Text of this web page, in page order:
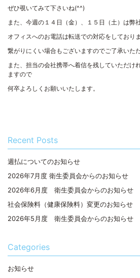
ぜひ覗いてみて下さいね(^^)
また、今週の１４日（金）、１５日（土）は弊
オフィスへのお電話は転送での対応をしておりま
繋がりにくい場合もございますのでご了承いた
また、担当の会社携帯へ着信を残していただけ
ますので
何卒よろしくお願いいたします。
Recent Posts
週払についてのお知らせ
2026年7月度 衛生委員会からのお知らせ
2026年6月度 衛生委員会からのお知らせ
社会保険料（健康保険料）変更のお知らせ
2026年5月度 衛生委員会からのお知らせ
Categories
お知らせ